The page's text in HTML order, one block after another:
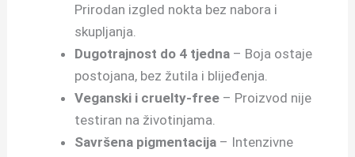
Prirodan izgled nokta bez nabora i
skupljanja.
Dugotrajnost do 4 tjedna – Boja ostaje
postojana, bez žutila i blijeđenja.
Veganski i cruelty-free – Proizvod nije
testiran na životinjama.
Savršena pigmentacija – Intenzivne